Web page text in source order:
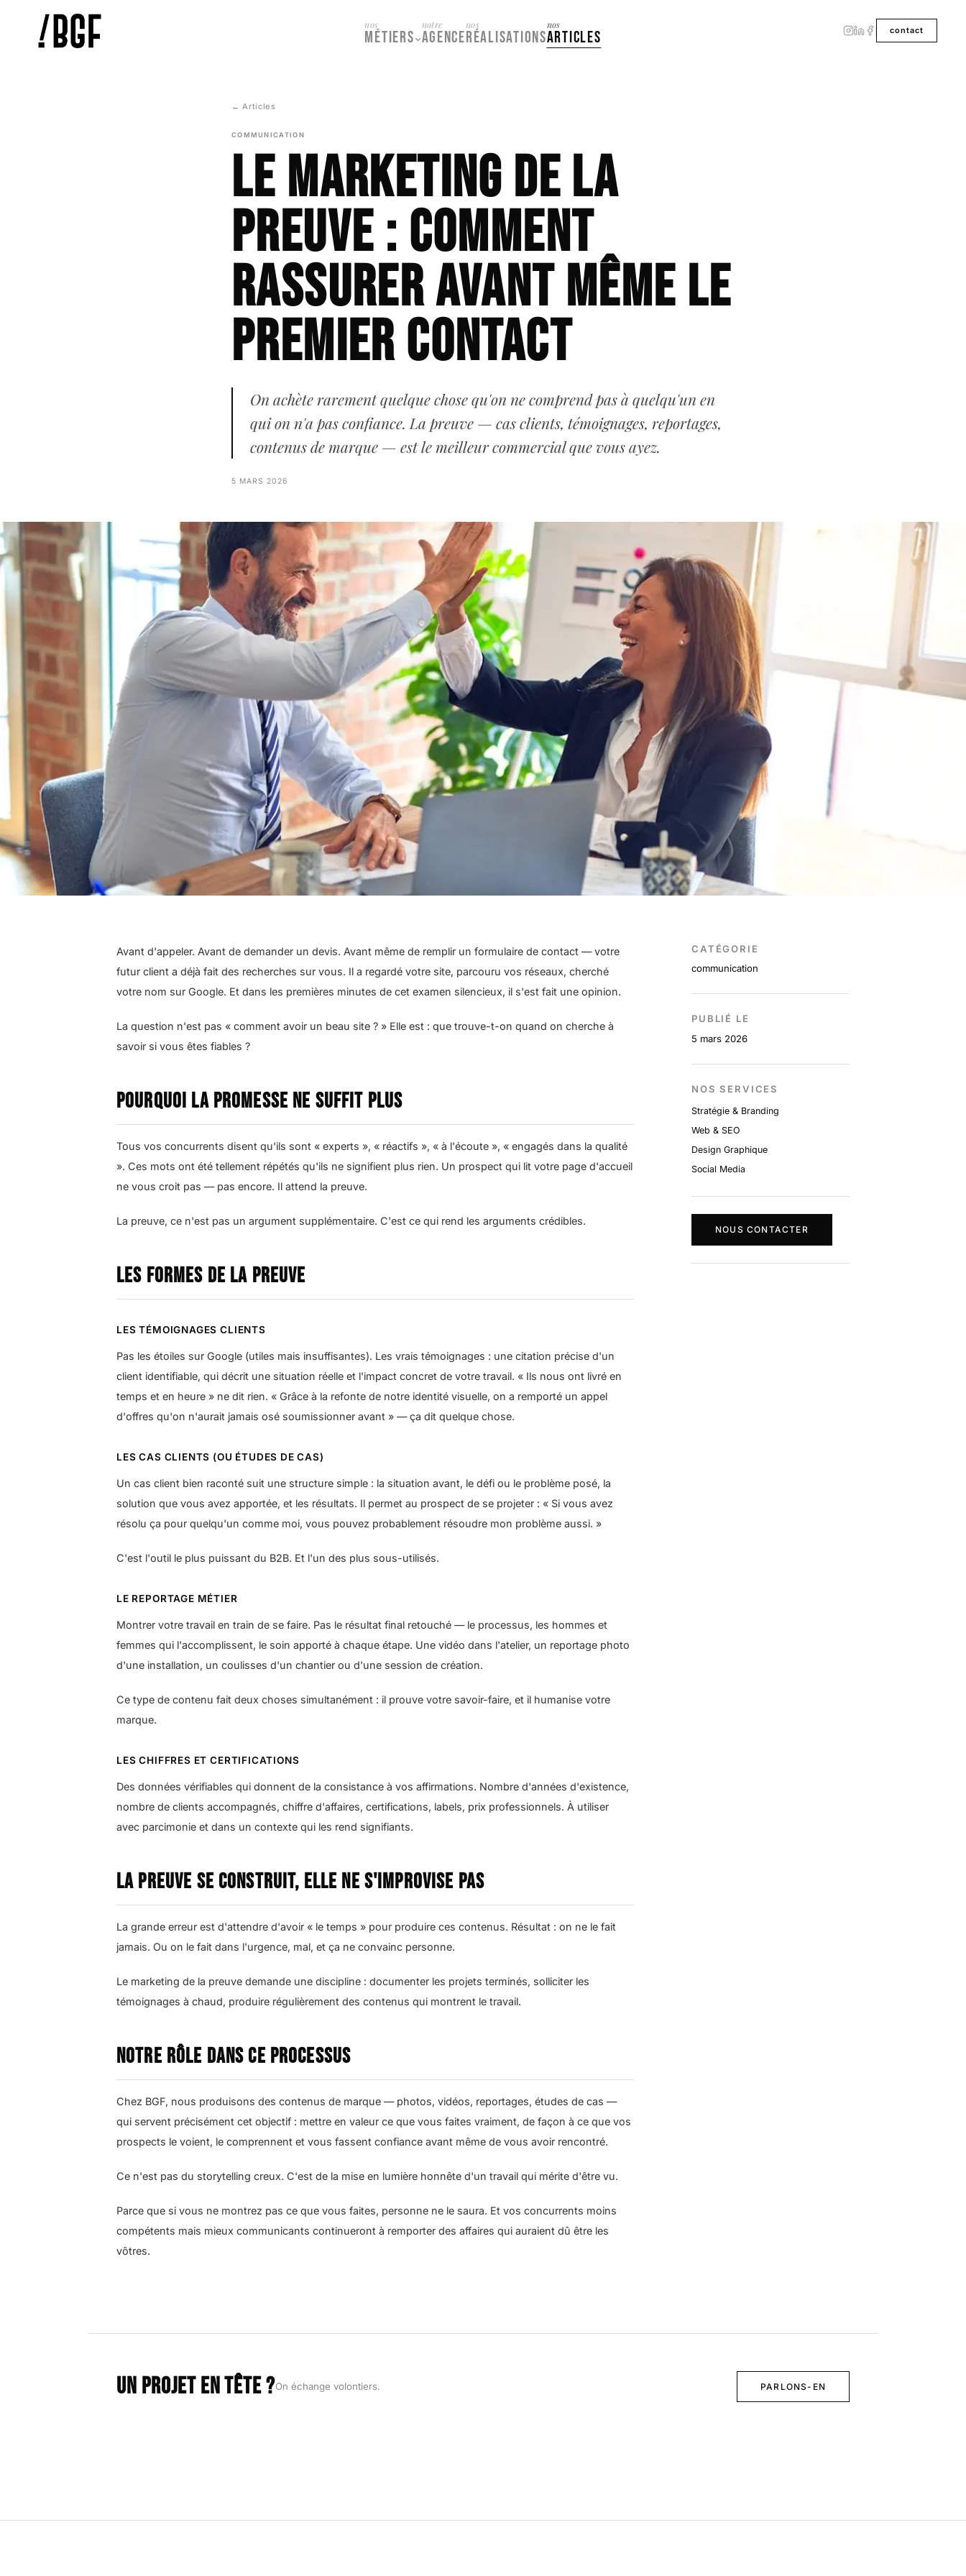
nos
MÉTIERS
Social Media
05 Image & captation
Événementiel
notre
AGENCE
nos
RÉALISATIONS
nos
ARTICLES contact
Nos réalisations
← Articles
COMMUNICATION
Le marketing de la
preuve : comment
rassurer avant même le
premier contact
On achète rarement quelque chose qu'on ne comprend pas à quelqu'un en
qui on n'a pas confiance. La preuve — cas clients, témoignages, reportages,
contenus de marque — est le meilleur commercial que vous ayez.
5 MARS 2026
Avant d'appeler. Avant de demander un devis. Avant même de remplir un formulaire de contact — votre
futur client a déjà fait des recherches sur vous. Il a regardé votre site, parcouru vos réseaux, cherché
votre nom sur Google. Et dans les premières minutes de cet examen silencieux, il s'est fait une opinion.
La question n'est pas « comment avoir un beau site ? » Elle est : que trouve-t-on quand on cherche à
savoir si vous êtes fiables ?
Pourquoi la promesse ne suffit plus
Tous vos concurrents disent qu'ils sont « experts », « réactifs », « à l'écoute », « engagés dans la qualité
». Ces mots ont été tellement répétés qu'ils ne signifient plus rien. Un prospect qui lit votre page d'accueil
ne vous croit pas — pas encore. Il attend la preuve.
La preuve, ce n'est pas un argument supplémentaire. C'est ce qui rend les arguments crédibles.
Les formes de la preuve
LES TÉMOIGNAGES CLIENTS
Pas les étoiles sur Google (utiles mais insuffisantes). Les vrais témoignages : une citation précise d'un
client identifiable, qui décrit une situation réelle et l'impact concret de votre travail. « Ils nous ont livré en
temps et en heure » ne dit rien. « Grâce à la refonte de notre identité visuelle, on a remporté un appel
d'offres qu'on n'aurait jamais osé soumissionner avant » — ça dit quelque chose.
LES CAS CLIENTS (OU ÉTUDES DE CAS)
Un cas client bien raconté suit une structure simple : la situation avant, le défi ou le problème posé, la
solution que vous avez apportée, et les résultats. Il permet au prospect de se projeter : « Si vous avez
résolu ça pour quelqu'un comme moi, vous pouvez probablement résoudre mon problème aussi. »
C'est l'outil le plus puissant du B2B. Et l'un des plus sous-utilisés.
LE REPORTAGE MÉTIER
Montrer votre travail en train de se faire. Pas le résultat final retouché — le processus, les hommes et
femmes qui l'accomplissent, le soin apporté à chaque étape. Une vidéo dans l'atelier, un reportage photo
d'une installation, un coulisses d'un chantier ou d'une session de création.
Ce type de contenu fait deux choses simultanément : il prouve votre savoir-faire, et il humanise votre
marque.
LES CHIFFRES ET CERTIFICATIONS
Des données vérifiables qui donnent de la consistance à vos affirmations. Nombre d'années d'existence,
nombre de clients accompagnés, chiffre d'affaires, certifications, labels, prix professionnels. À utiliser
avec parcimonie et dans un contexte qui les rend signifiants.
La preuve se construit, elle ne s'improvise pas
La grande erreur est d'attendre d'avoir « le temps » pour produire ces contenus. Résultat : on ne le fait
jamais. Ou on le fait dans l'urgence, mal, et ça ne convainc personne.
Le marketing de la preuve demande une discipline : documenter les projets terminés, solliciter les
témoignages à chaud, produire régulièrement des contenus qui montrent le travail.
Notre rôle dans ce processus
Chez BGF, nous produisons des contenus de marque — photos, vidéos, reportages, études de cas —
qui servent précisément cet objectif : mettre en valeur ce que vous faites vraiment, de façon à ce que vos
prospects le voient, le comprennent et vous fassent confiance avant même de vous avoir rencontré.
Ce n'est pas du storytelling creux. C'est de la mise en lumière honnête d'un travail qui mérite d'être vu.
Parce que si vous ne montrez pas ce que vous faites, personne ne le saura. Et vos concurrents moins
compétents mais mieux communicants continueront à remporter des affaires qui auraient dû être les
vôtres.
CATÉGORIE
communication
PUBLIÉ LE
5 mars 2026
NOS SERVICES
Stratégie & Branding
Web & SEO
Design Graphique
Social Media
NOUS CONTACTER
Un projet en tête ?On échange volontiers. PARLONS-EN